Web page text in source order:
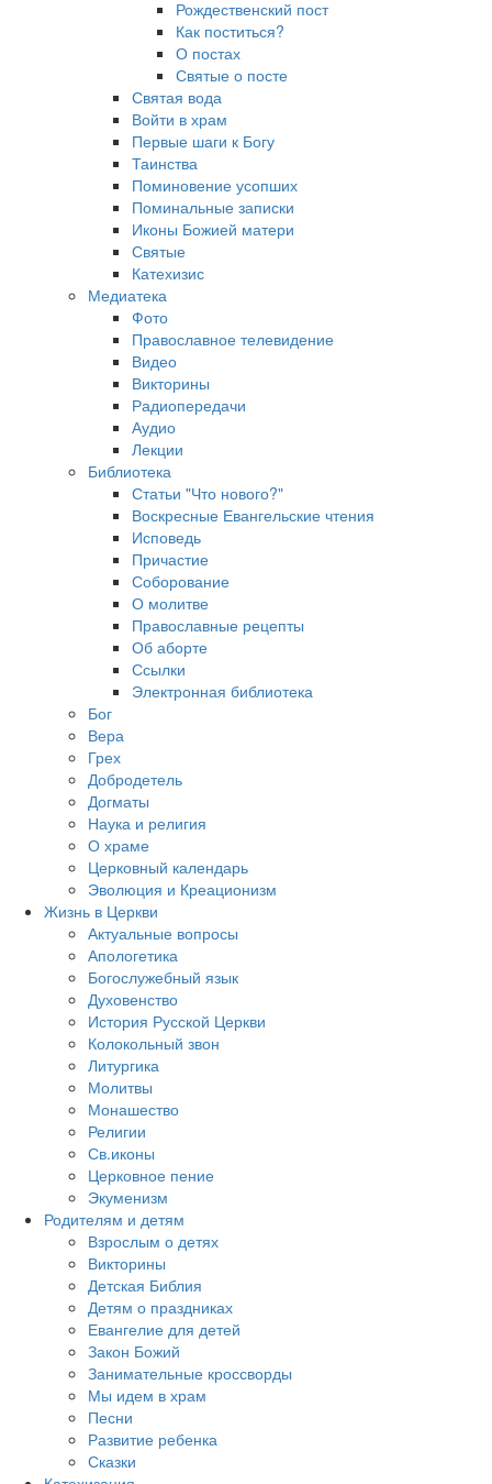
Рождественский пост
Как поститься?
О постах
Святые о посте
Святая вода
Войти в храм
Первые шаги к Богу
Таинства
Поминовение усопших
Поминальные записки
Иконы Божией матери
Святые
Катехизис
Медиатека
Фото
Православное телевидение
Видео
Викторины
Радиопередачи
Аудио
Лекции
Библиотека
Статьи "Что нового?"
Воскресные Евангельские чтения
Исповедь
Причастие
Соборование
О молитве
Православные рецепты
Об аборте
Ссылки
Электронная библиотека
Бог
Вера
Грех
Добродетель
Догматы
Наука и религия
О храме
Церковный календарь
Эволюция и Креационизм
Жизнь в Церкви
Актуальные вопросы
Апологетика
Богослужебный язык
Духовенство
История Русской Церкви
Колокольный звон
Литургика
Молитвы
Монашество
Религии
Св.иконы
Церковное пение
Экуменизм
Родителям и детям
Взрослым о детях
Викторины
Детская Библия
Детям о праздниках
Евангелие для детей
Закон Божий
Занимательные кроссворды
Мы идем в храм
Песни
Развитие ребенка
Сказки